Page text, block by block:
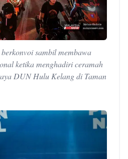
sambil membawa
ketika menghadiri ceramah
DUN Hulu Kelang di Taman